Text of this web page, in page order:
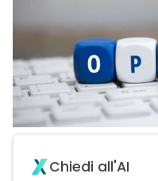
Chiedi all'AI